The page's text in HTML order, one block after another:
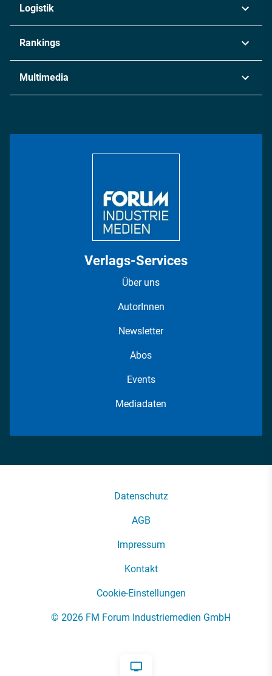
Chemie
Metall
Energie
Logistik
Rankings
Multimedia
Verlags-Services
Über uns
AutorInnen
Newsletter
Abos
Events
Mediadaten
Datenschutz
AGB
Impressum
Kontakt
Cookie-Einstellungen
© 2026 FM Forum Industriemedien GmbH